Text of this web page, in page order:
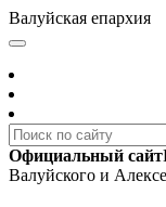
Валуйская епархия
Официальный сайт
Валуйского и